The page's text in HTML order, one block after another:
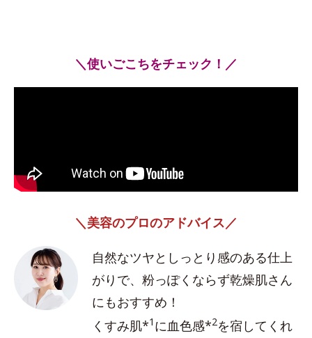
＼使いごこちをチェック！／
＼美容のプロのアドバイス／
自然なツヤとしっとり感のある仕上
がりで、粉っぽくならず乾燥肌さん
にもおすすめ！
くすみ肌*1 に血色感*2を宿してくれ